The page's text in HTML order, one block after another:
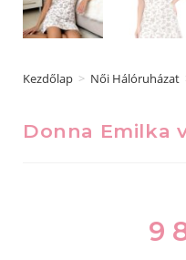
Kezdőlap > Női Hálóruházat
Donna Emilka
9